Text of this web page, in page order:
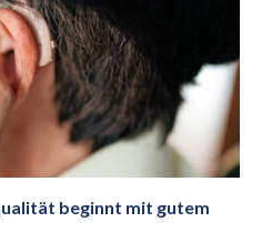
beginnt mit gutem